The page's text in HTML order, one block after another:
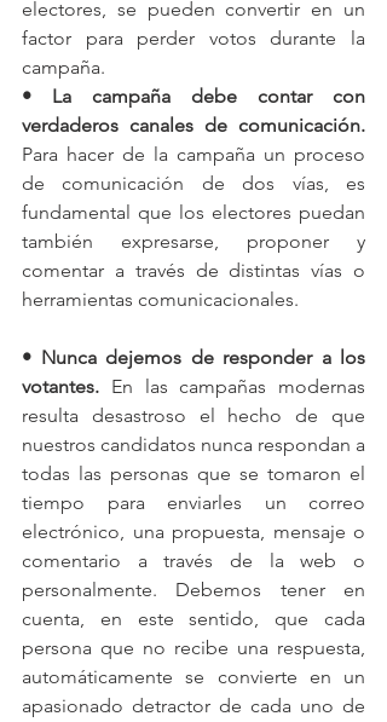
electores, se pueden convertir en un
factor para perder votos durante la
campaña.
• La campaña debe contar con
Para hacer de la campaña un proceso
de comunicación de dos vías, es
fundamental que los electores puedan
también expresarse, proponer y
comentar a través de distintas vías o
herramientas comunicacionales.
• Nunca dejemos de responder a los
votantes. En las campañas modernas
resulta desastroso el hecho de que
nuestros candidatos nunca respondan a
todas las personas que se tomaron el
tiempo para enviarles un correo
electrónico, una propuesta, mensaje o
comentario a través de la web o
personalmente. Debemos tener en
cuenta, en este sentido, que cada
persona que no recibe una respuesta,
automáticamente se convierte en un
apasionado detractor de cada uno de